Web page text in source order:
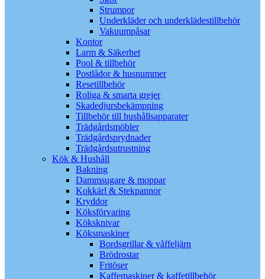
Strumpor
Underkläder och underklädestillbehör
Vakuumpåsar
Kontor
Larm & Säkerhet
Pool & tillbehör
Postlådor & husnummer
Resetillbehör
Roliga & smarta grejer
Skadedjursbekämpning
Tillbehör till hushållsapparater
Trädgårdsmöbler
Trädgårdsprydnader
Trädgårdsutrustning
Kök & Hushåll
Bakning
Dammsugare & moppar
Kokkärl & Stekpannor
Kryddor
Köksförvaring
Köksknivar
Köksmaskiner
Bordsgrillar & våffeljärn
Brödrostar
Fritöser
Kaffemaskiner & kaffetillbehör